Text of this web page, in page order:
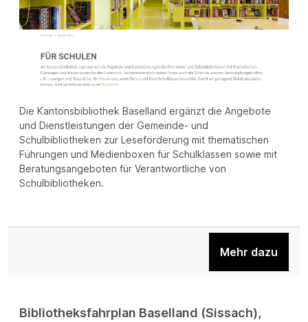
Die Kantonsbibliothek Baselland ergänzt die Angebote
und Dienstleistungen der Gemeinde- und
Schulbibliotheken zur Leseförderung mit thematischen
Führungen und Medienboxen für Schulklassen sowie mit
Beratungsangeboten für Verantwortliche von
Schulbibliotheken.
Mehr dazu
Bibliotheksfahrplan Baselland (Sissach),